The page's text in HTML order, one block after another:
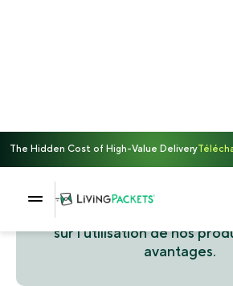
The Hidden Cost of High-Value Delivery
Témoignages
Découvrez les témoignages
sur l'utilisation de nos
avantages.